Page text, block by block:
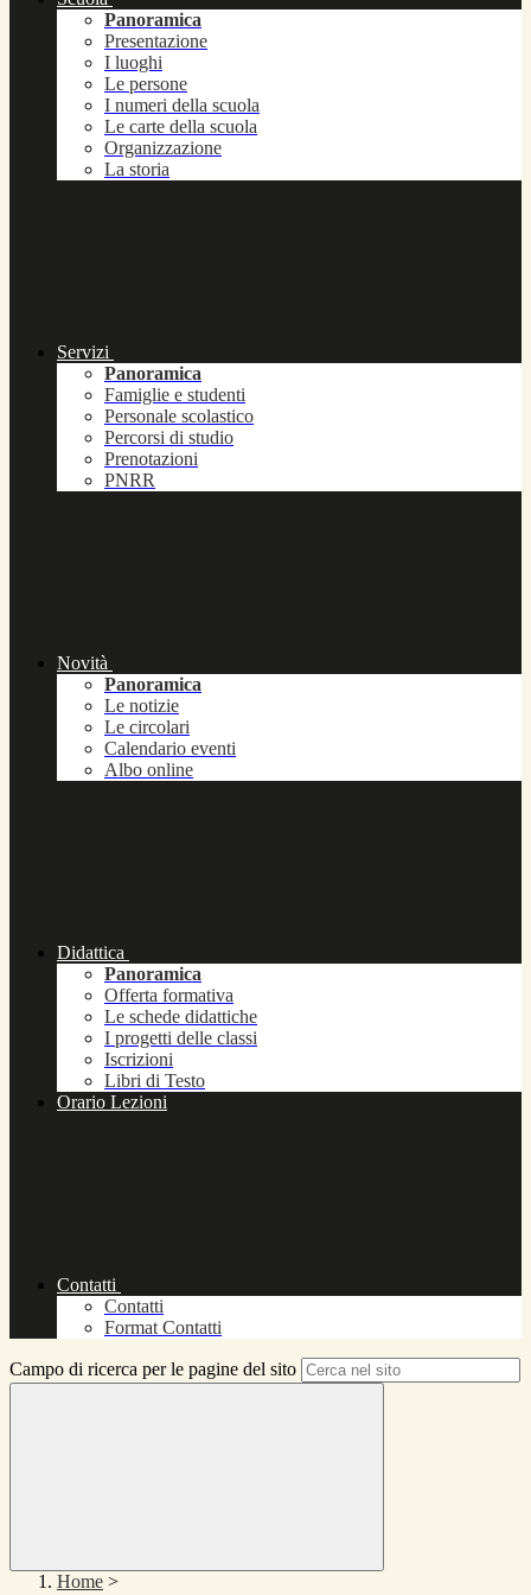
Panoramica
Presentazione
I luoghi
Le persone
I numeri della scuola
Le carte della scuola
Organizzazione
La storia
Servizi
Panoramica
Famiglie e studenti
Personale scolastico
Percorsi di studio
Prenotazioni
PNRR
Novità
Panoramica
Le notizie
Le circolari
Calendario eventi
Albo online
Didattica
Panoramica
Offerta formativa
Le schede didattiche
I progetti delle classi
Iscrizioni
Libri di Testo
Orario Lezioni
Contatti
Contatti
Format Contatti
Campo di ricerca per le pagine del sito
Home >